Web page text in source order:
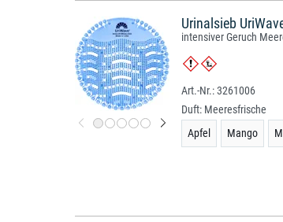
Urinalsieb
intensiver Geruch
3261006
Duft: Meeresfrische
Apfel
Mango